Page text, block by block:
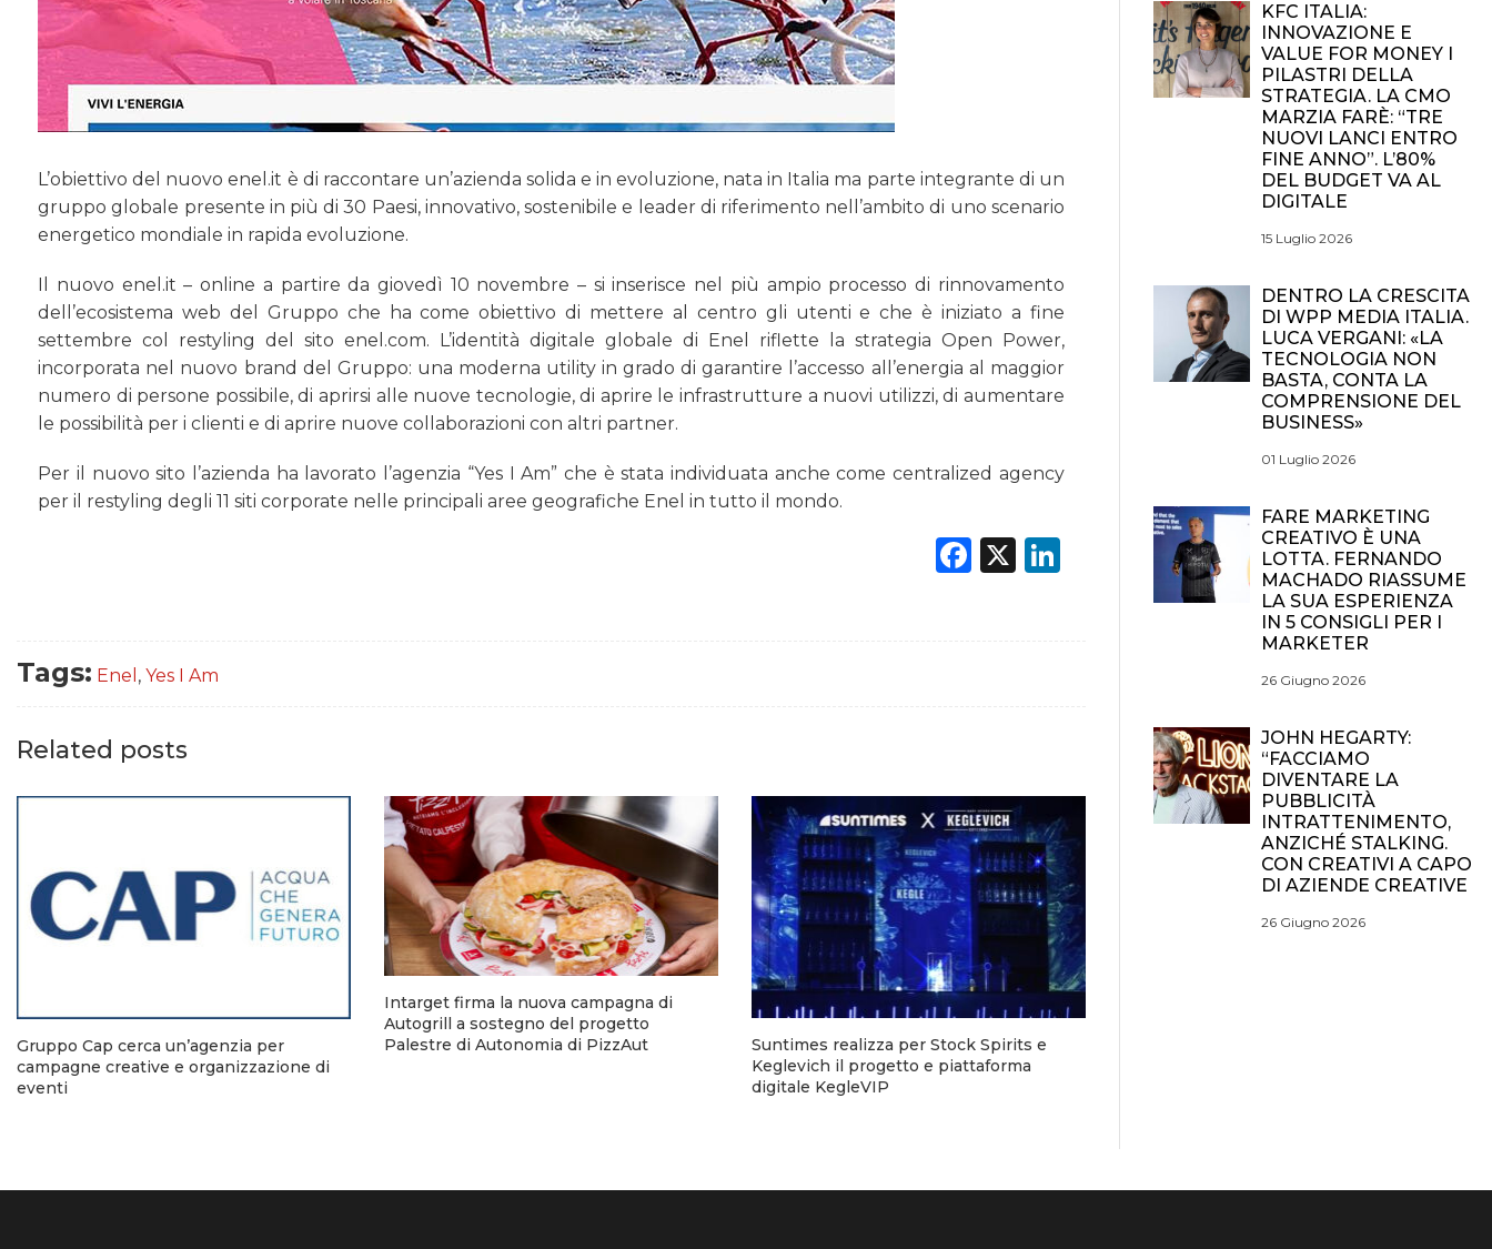
L’obiettivo del nuovo enel.it è di raccontare un’azienda solida e in evoluzione, nata in Italia ma parte integrante di un
gruppo globale presente in più di 30 Paesi, innovativo, sostenibile e leader di riferimento nell’ambito di uno scenario
energetico mondiale in rapida evoluzione.
Il nuovo enel.it – online a partire da giovedì 10 novembre – si inserisce nel più ampio processo di rinnovamento
dell’ecosistema web del Gruppo che ha come obiettivo di mettere al centro gli utenti e che è iniziato a fine
settembre col restyling del sito enel.com. L’identità digitale globale di Enel riflette la strategia Open Power,
incorporata nel nuovo brand del Gruppo: una moderna utility in grado di garantire l’accesso all’energia al maggior
numero di persone possibile, di aprirsi alle nuove tecnologie, di aprire le infrastrutture a nuovi utilizzi, di aumentare
le possibilità per i clienti e di aprire nuove collaborazioni con altri partner.
Per il nuovo sito l’azienda ha lavorato l’agenzia “Yes I Am” che è stata individuata anche come centralized agency
per il restyling degli 11 siti corporate nelle principali aree geografiche Enel in tutto il mondo.
Facebook
X LinkedIn
Tags: Enel , Yes I Am
Related posts
Gruppo Cap cerca un’agenzia per
campagne creative e organizzazione di
eventi
Intarget firma la nuova campagna di
Autogrill a sostegno del progetto
Palestre di Autonomia di PizzAut
Suntimes realizza per Stock Spirits e
Keglevich il progetto e piattaforma
digitale KegleVIP
KFC ITALIA:
INNOVAZIONE E
VALUE FOR MONEY I
PILASTRI DELLA
STRATEGIA. LA CMO
MARZIA FARÈ: “TRE
NUOVI LANCI ENTRO
FINE ANNO”. L’80%
DEL BUDGET VA AL
DIGITALE
15 Luglio 2026
DENTRO LA CRESCITA
DI WPP MEDIA ITALIA.
LUCA VERGANI: «LA
TECNOLOGIA NON
BASTA, CONTA LA
COMPRENSIONE DEL
BUSINESS»
01 Luglio 2026
FARE MARKETING
CREATIVO È UNA
LOTTA. FERNANDO
MACHADO RIASSUME
LA SUA ESPERIENZA
IN 5 CONSIGLI PER I
MARKETER
26 Giugno 2026
JOHN HEGARTY:
“FACCIAMO
DIVENTARE LA
PUBBLICITÀ
INTRATTENIMENTO,
ANZICHÉ STALKING.
CON CREATIVI A CAPO
DI AZIENDE CREATIVE
26 Giugno 2026